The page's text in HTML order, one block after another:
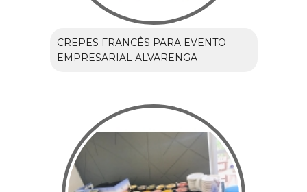
CREPES FRANCÊS PARA EVENTO
EMPRESARIAL ALVARENGA